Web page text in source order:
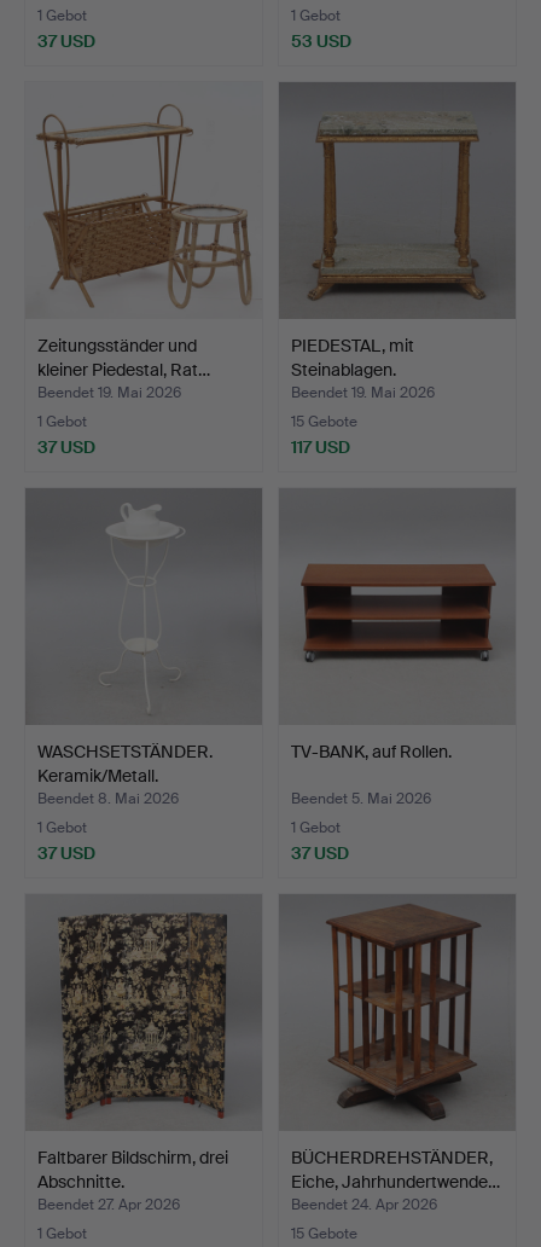
1 Gebot
37 USD
1 Gebot
53 USD
Zeitungsständer und
kleiner Piedestal, Rat…
Beendet 19. Mai 2026
1 Gebot
37 USD
PIEDESTAL, mit
Steinablagen.
Beendet 19. Mai 2026
15 Gebote
117 USD
WASCHSETSTÄNDER.
Keramik/Metall.
Beendet 8. Mai 2026
1 Gebot
37 USD
TV-BANK, auf Rollen.
Beendet 5. Mai 2026
1 Gebot
37 USD
Faltbarer Bildschirm, drei
Abschnitte.
Beendet 27. Apr 2026
1 Gebot
BÜCHERDREHSTÄNDER,
Eiche, Jahrhundertwende…
Beendet 24. Apr 2026
15 Gebote